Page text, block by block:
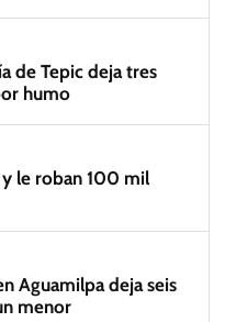
de Tepic deja tres
humo
y le roban 100 mil
Aguamilpa deja seis
menor